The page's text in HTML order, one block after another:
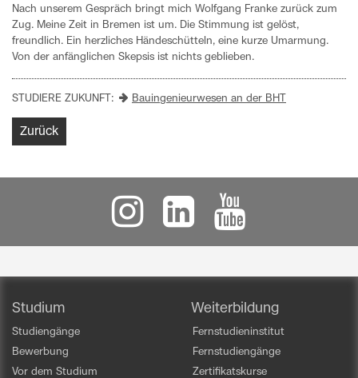
Nach unserem Gespräch bringt mich Wolfgang Franke zurück zum
Zug. Meine Zeit in Bremen ist um. Die Stimmung ist gelöst,
freundlich. Ein herzliches Händeschütteln, eine kurze Umarmung.
Von der anfänglichen Skepsis ist nichts geblieben.
STUDIERE ZUKUNFT: Bauingenieurwesen an der BHT
Zurück
Studium
Studiengänge
Bewerbung
Vor dem Studium
Weiterbildung
Fernstudieninstitut
Fernstudiengänge
Zertifikatskurse